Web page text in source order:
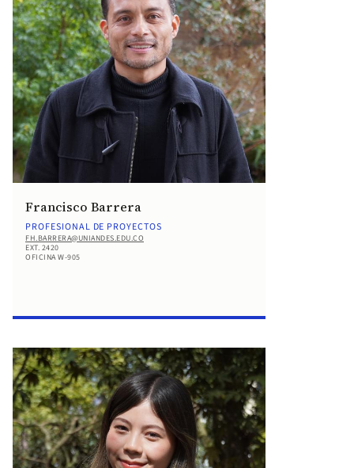
Francisco Barrera
PROFESIONAL DE PROYECTOS
FH.BARRERA@UNIANDES.EDU.CO
EXT. 2420
OFICINA W-905